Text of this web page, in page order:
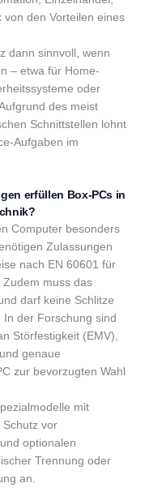
von den Vorteilen eines
dann sinnvoll, wenn
– etwa für Home-
oder
des meist
Schnittstellen lohnt
Aufgaben im
erfüllen Box-PCs in
Computer besonders
Zulassungen
nach EN 60601 für
muss das
darf keine Schlitze
der Forschung sind
Störfestigkeit (EMV),
genaue
zur bevorzugten Wahl
mit
vor
optionalen
Trennung oder
an.